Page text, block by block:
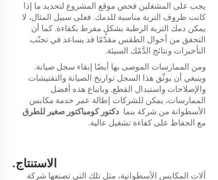
يجب على المشغلين فحص موقع المشروع لتحديد ما إذا
كانت ظروف التربة مناسبة للدمك. فعلى سبيل المثال، لا
يمكن دمك التربة الرطبة بشكلٍ مفرط بكفاءة. كما أن
التحقق من أحوال الطقس مقدّمًا قد يساعد في تجنّب
التأخيرات ونتائج الدَّمْك السيئة.
ومن الممارسات الموصى بها أيضًا إبقاء سجل صيانة.
وينبغي أن يوثّق هذا السجل تواريخ الصيانة والتفتيشات
والإصلاحات واستبدال القطع. وباتباع هذه أفضل
الممارسات، يمكن للشركات إطالة عمر خدمة مكابس
الأسطوانة من شركة بنما دكتور كومباكتور صغير للطرق
مع الحفاظ على كفاءة تشغيل عالية.
الاستنتاج.
آلات المكابس الأسطوانية، مثل تلك التي تصنعها شركة